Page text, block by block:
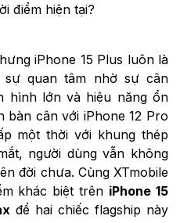
điểm hiện tại?
iPhone 15 Plus luôn là
quan tâm nhờ sự cân
hình lớn và hiệu năng ổn
bàn cân với iPhone 12 Pro
một thời với khung thép
người dùng vẫn không
đời chưa. Cùng XTmobile
khác biệt trên iPhone 15
để hai chiếc flagship này